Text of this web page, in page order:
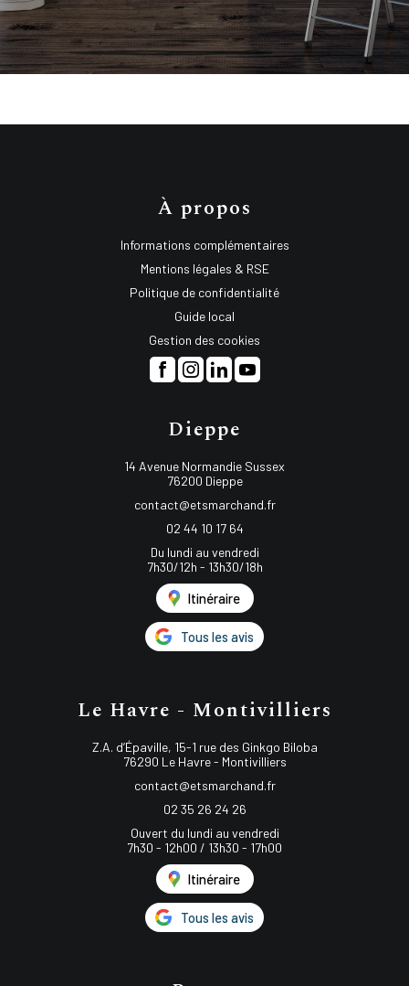
À propos
Informations complémentaires
Mentions légales & RSE
Politique de confidentialité
Guide local
Gestion des cookies
Dieppe
14 Avenue Normandie Sussex
76200 Dieppe
contact@etsmarchand.fr
02 44 10 17 64
Du lundi au vendredi
7h30/12h - 13h30/18h
Itinéraire
Tous les avis
Le Havre - Montivilliers
Z.A. d’Épaville, 15-1 rue des Ginkgo Biloba
76290 Le Havre - Montivilliers
contact@etsmarchand.fr
02 35 26 24 26
Ouvert du lundi au vendredi
7h30 - 12h00 / 13h30 - 17h00
Itinéraire
Tous les avis